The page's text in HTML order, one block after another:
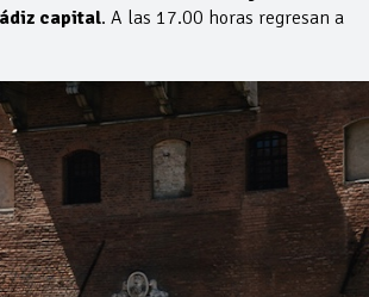
capital. A las 17.00 horas regresan a